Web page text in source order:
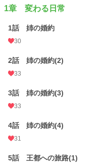
小説 37,070 位 / 228,585 件
お気に入り
24h.ポイント 7 pt
文字数
更新日時 2019.10.06 22:00
初回公開日時
初回完結日時 2019.10.06 23:09
月間ポイント 815 pt (27,055 位)
1章 変わる日常
1話 姉の婚約
30
2話 姉の婚約(2)
33
3話 姉の婚約(3)
33
4話 姉の婚約(4)
31
5話 王都への旅路(1)